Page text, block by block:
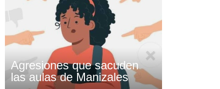
Agresiones que sacuden
las aulas de Manizales